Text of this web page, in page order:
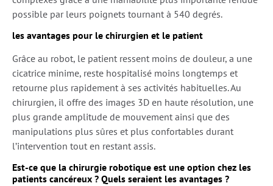
possible par leurs poignets tournant à 540 degrés.
les avantages pour le chirurgien et le patient
Grâce au robot, le patient ressent moins de douleur, a une
cicatrice minime, reste hospitalisé moins longtemps et
retourne plus rapidement à ses activités habituelles. Au
chirurgien, il offre des images 3D en haute résolution, une
plus grande amplitude de mouvement ainsi que des
manipulations plus sûres et plus confortables durant
l’intervention tout en restant assis.
Est-ce que la chirurgie robotique est une option chez les
patients cancéreux ? Quels seraient les avantages ?